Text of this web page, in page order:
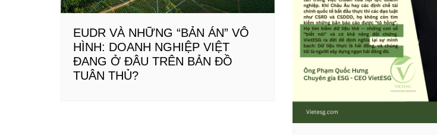
EUDR VÀ NHỮNG “BẢN ÁN” VÔ
HÌNH: DOANH NGHIỆP VIỆT
ĐANG Ở ĐÂU TRÊN BẢN ĐỒ
TUÂN THỦ?